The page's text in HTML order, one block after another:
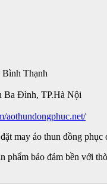
Thạnh
Ba Đình, TP.Hà Nội
aothundongphuc.net/
may áo thun đồng
phẩm bảo đảm bền